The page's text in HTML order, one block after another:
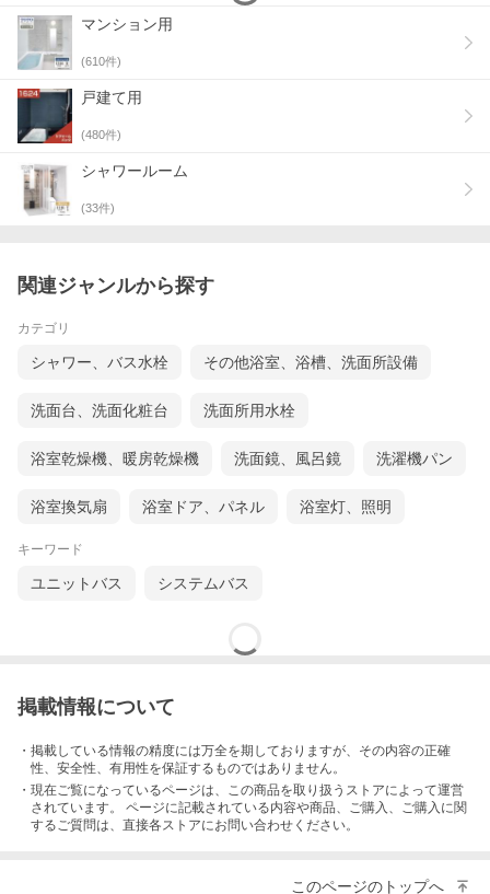
サイズ
1620
基本プラン
●スマートタッチ水栓
●浴槽：ファーストクラス浴槽・お掃除ラクラク
●床：お掃除ラクラクほっカラリ床・床ワイパー
ト・カウンター下照明
●オーバーヘッドシャワー：オーバーヘッドシャ
●シャワーヘッド：コンフォートウエーブシャワ
ー（3モード）
●スライドバー：スライドハンガー付インテリア
バー
●鏡：お掃除ラクラク鏡アルミフレーム付縦長ミ
ラー
●ドア：スッキリドア開き扉（W800）・出入り
マンション用
(610件)
戸建て用
(480件)
シャワールーム
(33件)
関連ジャンルから探す
カテゴリ
シャワー、バス水栓 その他浴室、浴槽、洗面所設備
洗面台、洗面化粧台 洗面所用水栓
浴室乾燥機、暖房乾燥機 洗面鏡、風呂鏡 洗濯機パン
浴室換気扇 浴室ドア、パネル 浴室灯、照明
キーワード
ユニットバス システムバス
掲載情報について
・掲載している情報の精度には万全を期しておりますが、その内容の正確
性、安全性、有用性を保証するものではありません。
・現在ご覧になっているページは、この商品を取り扱うストアによって運営
されています。 ページに記載されている内容や商品、ご購入 、ご購入に関
するご質問は、直接各ストアにお問い合わせください。
このページのトップへ